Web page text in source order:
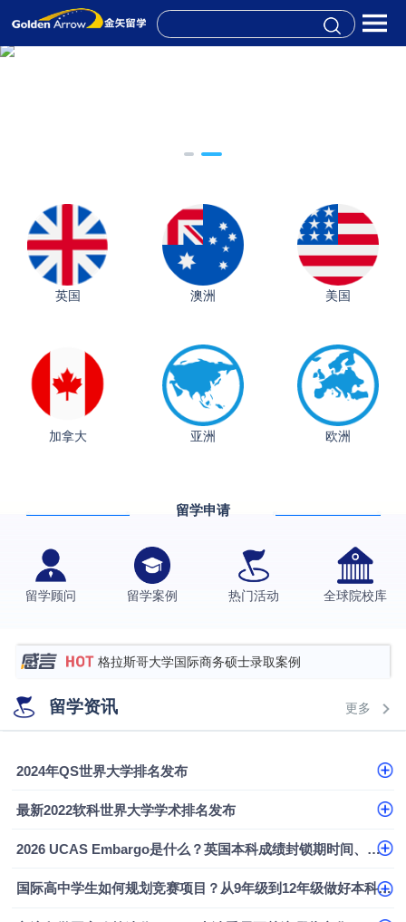
英国 澳洲 美国
加拿大 亚洲 欧洲
留学申请
留学顾问 留学案例 热门活动 全球院校库
从上海财大2+2到谢菲尔德：低均分逆袭QS百强金
融会计硕士实录
​恭喜Z同学荣获剑桥大学录取
格拉斯哥大学国际商务硕士录取案例
伯明翰大学数字媒体与创意产业硕士录取案例
西南财经大学投资学背景，成功斩获英国名校多份
上海财经大学经济学背景成功斩获爱丁堡大学经济学
香港浸会大学伦理与公共事务硕士录取
从上海财大2+2到谢菲尔德：低均分逆袭QS百强金
留学资讯 更多
2024年QS世界大学排名发布
最新2022软科世界大学学术排名发布
2026 UCAS Embargo是什么？英国本科成绩封锁期时间、影响及应对指南
国际高中学生如何规划竞赛项目？从9年级到12年级做好本科申请布局